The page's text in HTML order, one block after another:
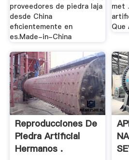
proveedores de piedra laja
desde China
eficientemente en
es.Made-in-China
met
Que
Reproducciones De
Piedra Artificial
Hermanos .